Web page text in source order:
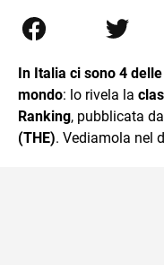
di trasformare
da lì non mi
mente.
In Italia ci sono 4
mondo: lo rivela la
Ranking, pubblicata
(THE). Vediamola nel